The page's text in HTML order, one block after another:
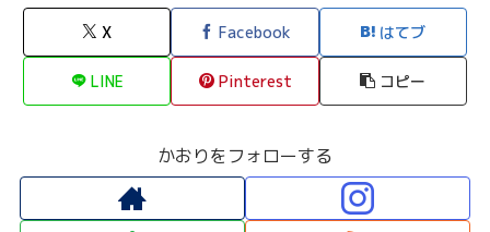
X Facebook はてブ
LINE Pinterest コピー
かおりをフォローする